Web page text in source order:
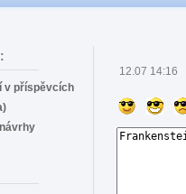
v příspěvcích
12.07 14:16